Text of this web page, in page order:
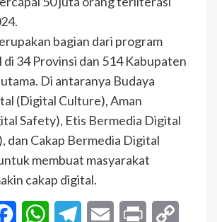
bagian dari program
34 Provinsi dan 514 Kabupaten
Di antaranya Budaya
(Digital Culture), Aman
Safety), Etis Bermedia Digital
dan Cakap Bermedia Digital
membuat masyarakat
cakap digital.
FacebookWhatsAppTelegramEmail Print